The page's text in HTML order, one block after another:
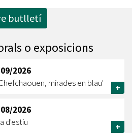
butlletí
o exposicions
2026
mirades en blau'
+
2026
d'estiu
+